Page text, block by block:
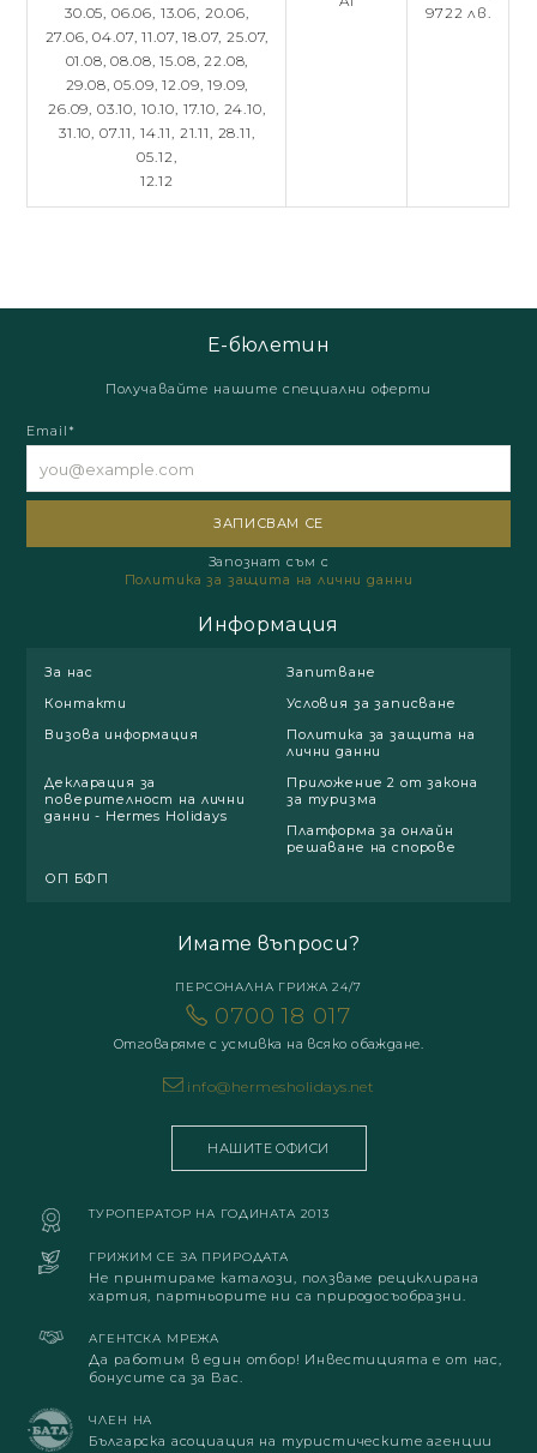
30.05, 06.06, 13.06, 20.06,
27.06,04.07,11.07,18.07,25.07,
01.08,08.08,15.08,22.08,
29.08,05.09,12.09,19.09,
26.09, 03.10, 10.10, 17.10, 24.10,
31.10, 07.11, 14.11, 21.11, 28.11,
05.12,
12.12
9722 лв.
Е-бюлетин
Получавайте нашите специални оферти
Email*
Запознат съм с
Политика за защита на лични данни
Информация
За нас
Запитване
Контакти
Условия за записване
Визова информация
Политика за защита на
лични данни
Декларация за
поверителност на лични
данни - Hermes Holidays
Приложение 2 от закона
за туризма
Платформа за онлайн
решаване на спорове
ОП БФП
Имате въпроси?
ПЕРСОНАЛНА ГРИЖА 24/7
0700 18 017
Отговаряме с усмивка на всяко обаждане.
info@hermesholidays.net
НАШИТЕ ОФИСИ
ТУРОПЕРАТОР НА ГОДИНАТА 2013
ГРИЖИМ СЕ ЗА ПРИРОДАТА
Не принтираме каталози, ползваме рециклирана
хартия, партньорите ни са природосъобразни.
АГЕНТСКА МРЕЖА
Да работим в един отбор! Инвестицията е от нас,
бонусите са за Вас.
ЧЛЕН НА
Българска асоциация на туристическите агенции